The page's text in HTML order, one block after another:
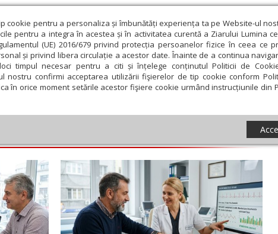
cookie pentru a personaliza și îmbunătăți experiența ta pe Website-ul
pentru a integra în acestea și în activitatea curentă a Ziarului Lumina
(UE) 2016/679 privind protecția persoanelor fizice în ceea ce
și privind libera circulație a acestor date. Înainte de a continua
timpul necesar pentru a citi și înțelege conținutul Politicii de
nostru confirmi acceptarea utilizării fişierelor de tip cookie conform
în orice moment setările acestor fişiere cookie urmând instrucțiunile din
Educaţie și Cultură Societate Opinii
Februarie Martie Aprilie Mai